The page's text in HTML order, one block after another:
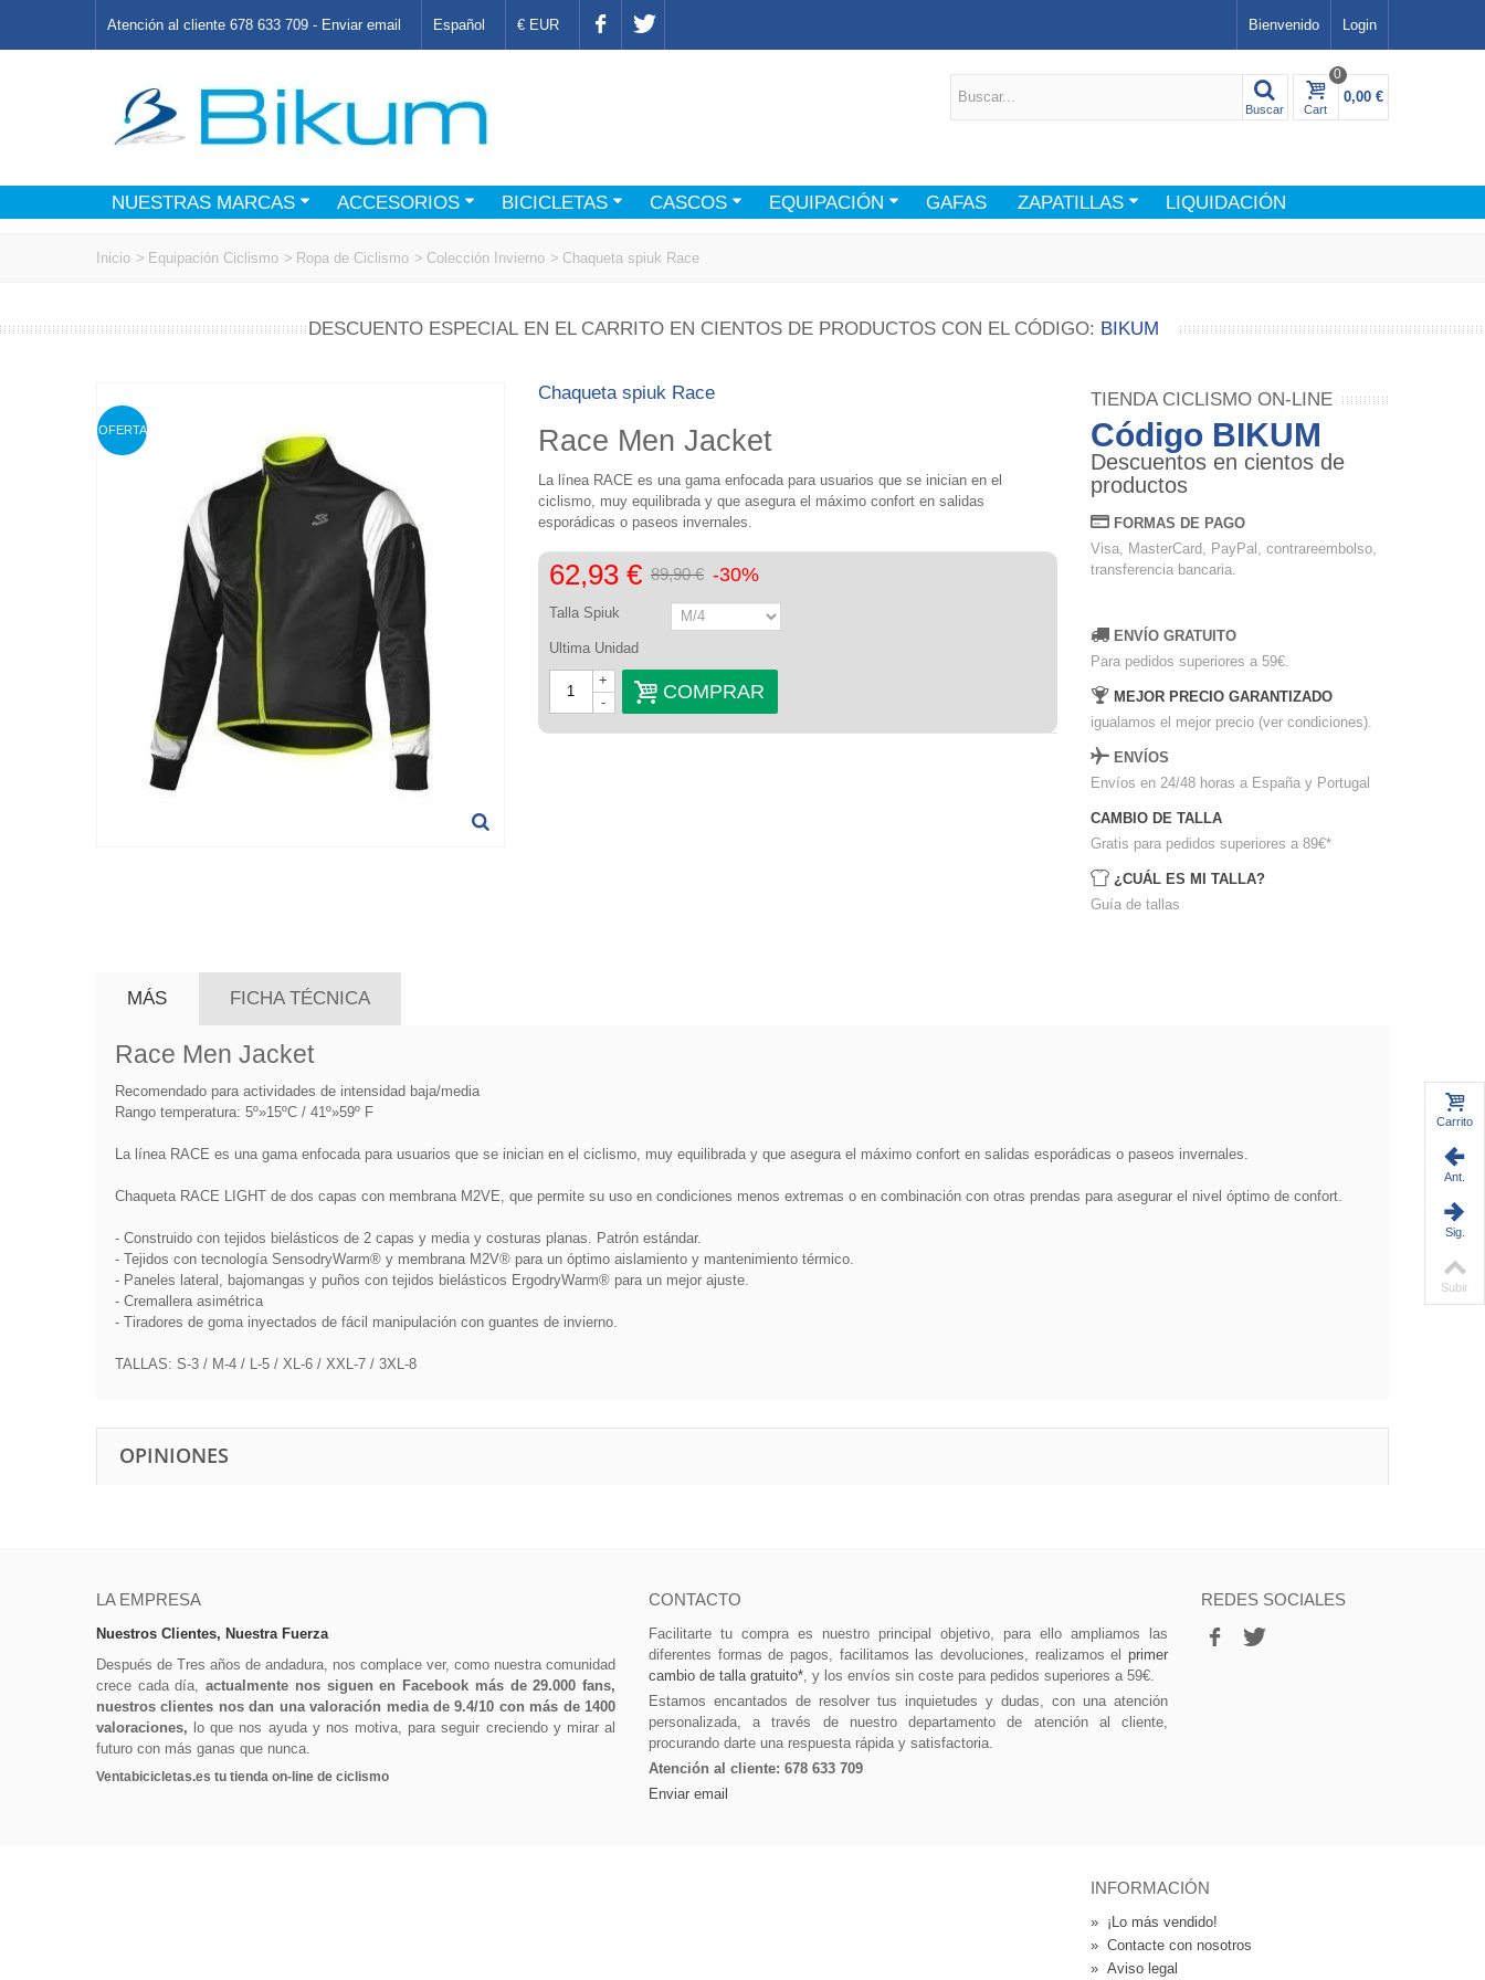
Atención al cliente 678 633 709 - Enviar email Español Bienvenido Login
€ EUR
Buscar Cart
0
0,00 €
NUESTRAS MARCAS ACCESORIOS BICICLETAS CASCOS EQUIPACIÓN GAFAS ZAPATILLAS LIQUIDACIÓN
Inicio > Equipación Ciclismo > Ropa de Ciclismo > Colección Invierno > Chaqueta spiuk Race
DESCUENTO ESPECIAL EN EL CARRITO EN CIENTOS DE PRODUCTOS CON EL CÓDIGO: BIKUM
OFERTA
Chaqueta spiuk Race
Race Men Jacket
La línea RACE es una gama enfocada para usuarios que se inician en el
ciclismo, muy equilibrada y que asegura el máximo confort en salidas
esporádicas o paseos invernales.
62,93 € 89,90 € -30%
Talla Spiuk
Ultima Unidad
-
+
COMPRAR
TIENDA CICLISMO ON-LINE
Código BIKUM
Descuentos en cientos de
productos
FORMAS DE PAGO
Visa, MasterCard, PayPal, contrareembolso,
transferencia bancaria.
ENVÍO GRATUITO
Para pedidos superiores a 59€.
MEJOR PRECIO GARANTIZADO
igualamos el mejor precio (ver condiciones).
ENVÍOS
Envíos en 24/48 horas a España y Portugal
CAMBIO DE TALLA
Gratis para pedidos superiores a 89€*
¿CUÁL ES MI TALLA?
Guía de tallas
MÁS FICHA TÉCNICA
Race Men Jacket
Recomendado para actividades de intensidad baja/media
Rango temperatura: 5º»15ºC / 41º»59º F
La línea RACE es una gama enfocada para usuarios que se inician en el ciclismo, muy equilibrada y que asegura el máximo confort en salidas esporádicas o paseos invernales.
Chaqueta RACE LIGHT de dos capas con membrana M2VE, que permite su uso en condiciones menos extremas o en combinación con otras prendas para asegurar el nivel óptimo de confort.
- Construido con tejidos bielásticos de 2 capas y media y costuras planas. Patrón estándar.
- Tejidos con tecnología SensodryWarm® y membrana M2V® para un óptimo aislamiento y mantenimiento térmico.
- Paneles lateral, bajomangas y puños con tejidos bielásticos ErgodryWarm® para un mejor ajuste.
- Cremallera asimétrica
- Tiradores de goma inyectados de fácil manipulación con guantes de invierno.
TALLAS: S-3 / M-4 / L-5 / XL-6 / XXL-7 / 3XL-8
OPINIONES
LA EMPRESA
Nuestros Clientes, Nuestra Fuerza
Después de Tres años de andadura, nos complace ver, como nuestra comunidad
crece cada día,actualmente nos siguen en Facebook más de 29.000 fans,
nuestros clientes nos dan una valoración media de 9.4/10 con más de 1400
valoraciones, lo que nos ayuda y nos motiva, para seguir creciendo y mirar al
futuro con más ganas que nunca.
Ventabicicletas.es tu tienda on-line de ciclismo
CONTACTO
Facilitarte tu compra es nuestro principal objetivo, para ello ampliamos las
diferentes formas de pagos, facilitamos las devoluciones, realizamos el primer
cambio de talla gratuito*, y los envíos sin coste para pedidos superiores a 59€.
Estamos encantados de resolver tus inquietudes y dudas, con una atención
personalizada, a través de nuestro departamento de atención al cliente,
procurando darte una respuesta rápida y satisfactoria.
Atención al cliente: 678 633 709
Enviar email
REDES SOCIALES
INFORMACIÓN
» ¡Lo más vendido!
» Contacte con nosotros
» Aviso legal
Carrito
Ant.
Sig.
Subir